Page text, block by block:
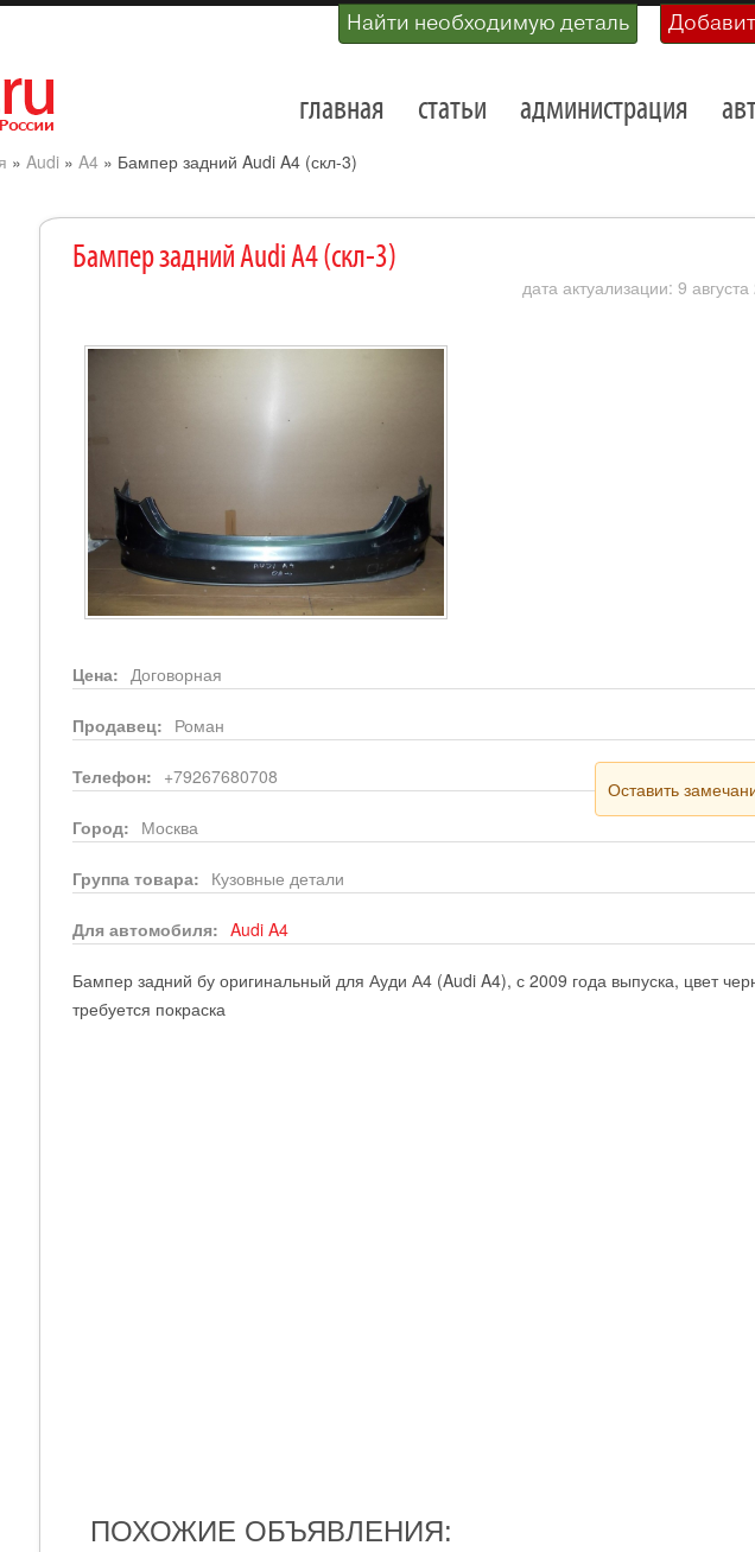
Найти необходимую деталь
главная статьи администрация
» Audi» A4» Бампер задний Audi A4 (скл-3)
Бампер задний Audi A4 (скл-3)
дата актуализации: 9
Цена: Договорная
Продавец: Роман
Телефон: +79267680708
Оставить
Город: Москва
Группа товара: Кузовные детали
Для автомобиля: Audi A4
Бампер задний бу оригинальный для Ауди А4 (Audi A4), с 2009 года выпуска, цвет
требуется покраска
ПОХОЖИЕ ОБЪЯВЛЕНИЯ: